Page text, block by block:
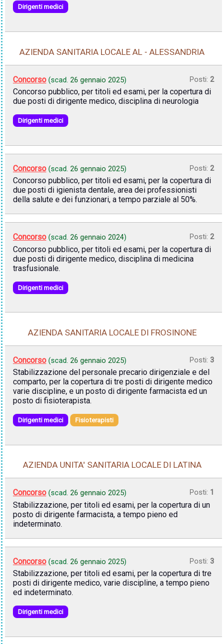
Dirigenti medici
AZIENDA SANITARIA LOCALE AL - ALESSANDRIA
Concorso (scad. 26 gennaio 2025) Posti: 2
Concorso pubblico, per titoli ed esami, per la copertura di
due posti di dirigente medico, disciplina di neurologia
Dirigenti medici
Concorso (scad. 26 gennaio 2025) Posti: 2
Concorso pubblico, per titoli ed esami, per la copertura di
due posti di igienista dentale, area dei professionisti
della salute e dei funzionari, a tempo parziale al 50%.
Concorso (scad. 26 gennaio 2024) Posti: 2
Concorso pubblico, per titoli ed esami, per la copertura di
due posti di dirigente medico, disciplina di medicina
trasfusionale.
Dirigenti medici
AZIENDA SANITARIA LOCALE DI FROSINONE
Concorso (scad. 26 gennaio 2025) Posti: 3
Stabilizzazione del personale precario dirigenziale e del
comparto, per la copertura di tre posti di dirigente medico
varie discipline, e un posto di dirigente farmacista ed un
posto di fisioterapista.
Dirigenti medici Fisioterapisti
AZIENDA UNITA' SANITARIA LOCALE DI LATINA
Concorso (scad. 26 gennaio 2025) Posti: 1
Stabilizzazione, per titoli ed esami, per la copertura di un
posto di dirigente farmacista, a tempo pieno ed
indeterminato.
Concorso (scad. 26 gennaio 2025) Posti: 3
Stabilizzazione, per titoli ed esami, per la copertura di tre
posti di dirigente medico, varie discipline, a tempo pieno
ed indeterminato.
Dirigenti medici